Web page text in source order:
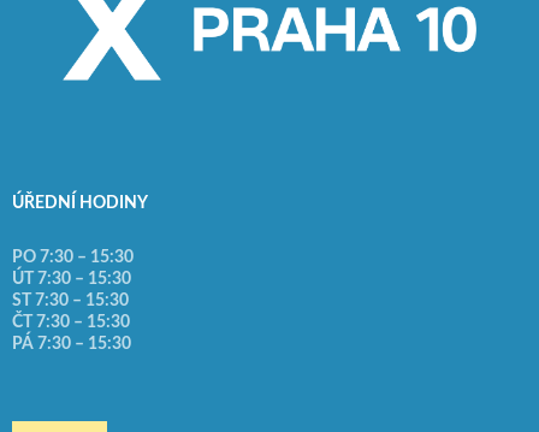
ÚŘEDNÍ HODINY
PO 7:30 – 15:30
ÚT 7:30 – 15:30
ST 7:30 – 15:30
ČT 7:30 – 15:30
PÁ 7:30 – 15:30